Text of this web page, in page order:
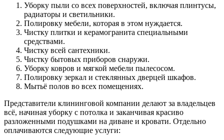
Уборку пыли со всех поверхностей, включая плинтусы,
радиаторы и светильники.
Полировку мебели, которая в этом нуждается.
Чистку плитки и керамогранита специальными
средствами.
Чистку всей сантехники.
Чистку бытовых приборов снаружи.
Уборку ковров и мягкой мебели пылесосом.
Полировку зеркал и стеклянных дверцей шкафов.
Мытьё полов во всех помещениях.
Представители клининговой компании делают за владельцев
всё, начиная уборку с потолка и заканчивая красиво
разложенными подушками на диване и кровати. Отдельно
оплачиваются следующие услуги: